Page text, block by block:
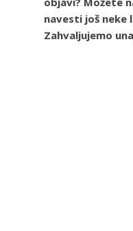
navesti još neke
Zahvaljujemo